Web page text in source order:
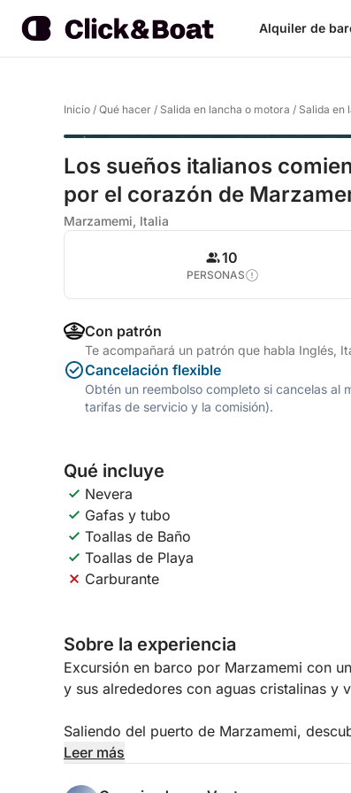
Alquiler de
Inicio / Qué hacer / Salida en lancha o motora / Salida en
Los sueños italianos
por el corazón de
Marzamemi, Italia
10
PERSONAS
Con patrón
Te acompañará un patrón que habla Inglés,
Cancelación flexible
Obtén un reembolso completo si cancelas al
tarifas de servicio y la comisión).
Qué incluye
Nevera
Gafas y tubo
Toallas de Baño
Toallas de Playa
Carburante
Sobre la experiencia
Excursión en barco por Marzamemi con
y sus alrededores con aguas cristalinas y
Saliendo del puerto de Marzamemi,
Passero, Isole delle Correnti y Castello
Leer más